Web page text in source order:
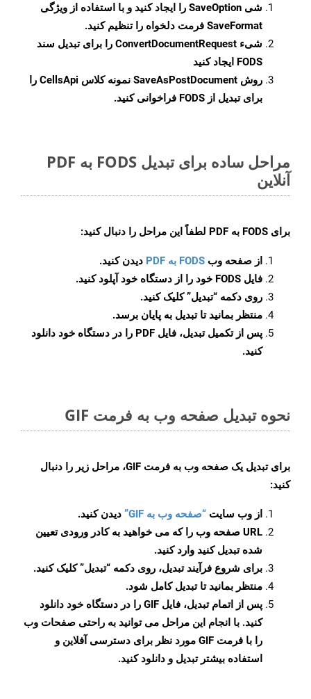
شی SaveOption را ایجاد کنید و با استفاده از ویژگی
SaveFormat فرمت دلخواه را تنظیم کنید.
شیء ConvertDocumentRequest را برای تبدیل سند
FODS ایجاد کنید
روش SaveAsPostDocument
نمونه کلاس CellsApi را
برای تبدیل از FODS فراخوانی کنید.
مراحل ساده برای تبدیل FODS به PDF
آنلاین
برای FODS به PDF لطفاً این مراحل را دنبال کنید:
از صفحه وب FODS به PDF
دیدن کنید.
فایل FODS خود را از دستگاه خود آپلود کنید.
روی دکمه “تبدیل”کلیک کنید.
منتظر بمانید تا تبدیل به پایان برسد.
پس از تکمیل تبدیل، فایل PDF را در دستگاه خود دانلود
کنید.
نحوه تبدیل صفحه وب به فرمت GIF
برای تبدیل یک صفحه وب به فرمت GIF، مراحل زیر را دنبال
کنید:
از وب سایت “صفحه وب به GIF”
دیدن کنید.
URL صفحه وب را که می خواهید به کادر ورودی تعیین
شده تبدیل کنید وارد کنید.
برای شروع فرآیند تبدیل، روی دکمه “تبدیل” کلیک کنید.
منتظر بمانید تا تبدیل کامل شود.
پس از اتمام تبدیل، فایل GIF را در دستگاه خود دانلود
کنید. با انجام این مراحل می توانید به راحتی صفحات وب
را با فرمت GIF مورد نظر برای دسترسی آفلاین و
استفاده بیشتر تبدیل و دانلود کنید.